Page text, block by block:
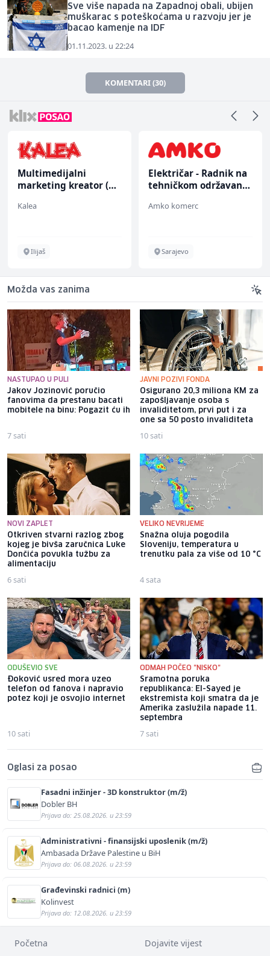
Sve više napada na Zapadnoj obali, ubijen
muškarac s poteškoćama u razvoju jer je
bacao kamenje na IDF
01.11.2023. u 22:24
KOMENTARI (30)
Multimedijalni
marketing kreator (m/
Kalea
Ilijaš
Električar - Radnik na
tehničkom održavanju
Amko komerc
Sarajevo
Možda vas zanima
NASTUPAO U PULI
Jakov Jozinović poručio
fanovima da prestanu bacati
mobitele na binu: Pogazit ću ih
7 sati
JAVNI POZIVI FONDA
Osigurano 20,3 miliona KM za
zapošljavanje osoba s
invaliditetom, prvi put i za
one sa 50 posto invaliditeta
10 sati
NOVI ZAPLET
Otkriven stvarni razlog zbog
kojeg je bivša zaručnica Luke
Dončića povukla tužbu za
alimentaciju
6 sati
VELIKO NEVRIJEME
Snažna oluja pogodila
Sloveniju, temperatura u
trenutku pala za više od 10 °C
4 sata
ODUŠEVIO SVE
Đoković usred mora uzeo
telefon od fanova i napravio
potez koji je osvojio internet
10 sati
ODMAH POČEO "NISKO"
Sramotna poruka
republikanca: El-Sayed je
ekstremista koji smatra da je
Amerika zaslužila napade 11.
septembra
7 sati
Oglasi za posao
Fasadni inžinjer - 3D konstruktor (m/ž)
Dobler BH
Prijava do: 25.08.2026. u 23:59
Administrativni - finansijski uposlenik (m/ž)
Ambasada Države Palestine u BiH
Prijava do: 06.08.2026. u 23:59
Građevinski radnici (m)
Kolinvest
Prijava do: 12.08.2026. u 23:59
Početna Dojavite vijest